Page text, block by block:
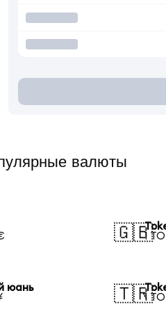
валюты
🇬🇧
1
юань
🇹🇷
1